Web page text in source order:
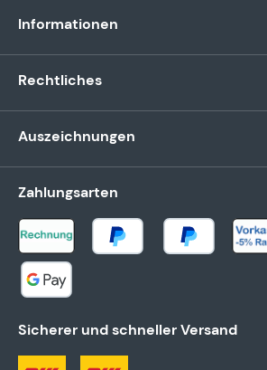
Informationen
Rechtliches
Auszeichnungen
Zahlungsarten
Sicherer und schneller Versand